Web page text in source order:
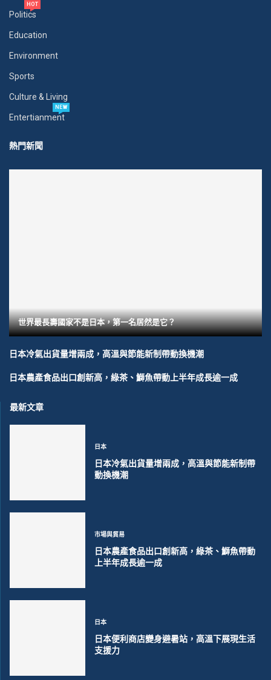
Politics
HOT
Education
Environment
Sports
Culture & Living
Entertianment
NEW
熱門新聞
世界最長壽國家不是日本，第一名居然是它？
日本冷氣出貨量增兩成，高溫與節能新制帶動換機潮
日本農產食品出口創新高，綠茶、鰤魚帶動上半年成長逾一成
最新文章
日本
日本冷氣出貨量增兩成，高溫與節能新制帶
動換機潮
市場與貿易
日本農產食品出口創新高，綠茶、鰤魚帶動
上半年成長逾一成
日本
日本便利商店變身避暑站，高溫下展現生活
支援力